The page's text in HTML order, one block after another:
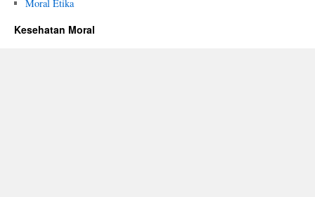
Moral Etika
Kesehatan Moral